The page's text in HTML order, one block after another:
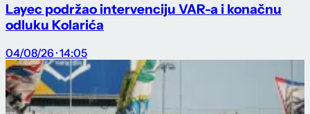
Layec podržao intervenciju VAR-a i konačnu
odluku Kolarića
04/08/26 · 14:05